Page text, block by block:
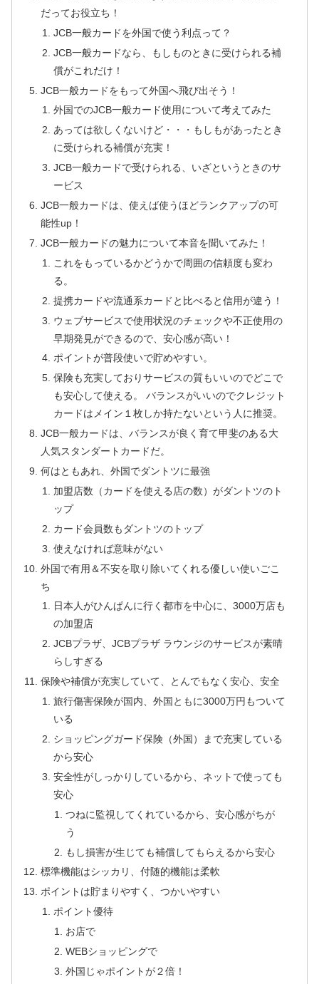
だってお役立ち！
JCB一般カードを外国で使う利点って？
JCB一般カードなら、もしものときに受けられる補
償がこれだけ！
JCB一般カードをもって外国へ飛び出そう！
外国でのJCB一般カード使用について考えてみた
あっては欲しくないけど・・・もしもがあったとき
に受けられる補償が充実！
JCB一般カードで受けられる、いざというときのサ
ービス
JCB一般カードは、使えば使うほどランクアップの可
能性up！
JCB一般カードの魅力について本音を聞いてみた！
これをもっているかどうかで周囲の信頼度も変わ
る。
提携カードや流通系カードと比べると信用が違う！
ウェブサービスで使用状況のチェックや不正使用の
早期発見ができるので、安心感が高い！
ポイントが普段使いで貯めやすい。
保険も充実しておりサービスの質もいいのでどこで
も安心して使える。 バランスがいいのでクレジット
カードはメイン１枚しか持たないという人に推奨。
JCB一般カードは、バランスが良く育て甲斐のある大
人気スタンダートカードだ。
何はともあれ、外国でダントツに最強
加盟店数（カードを使える店の数）がダントツのト
ップ
カード会員数もダントツのトップ
使えなければ意味がない
外国で有用＆不安を取り除いてくれる優しい使いごこ
ち
日本人がひんぱんに行く都市を中心に、3000万店も
の加盟店
JCBプラザ、JCBプラザ ラウンジのサービスが素晴
らしすぎる
保険や補償が充実していて、とんでもなく安心、安全
旅行傷害保険が国内、外国ともに3000万円もついて
いる
ショッピングガード保険（外国）まで充実している
から安心
安全性がしっかりしているから、ネットで使っても
安心
つねに監視してくれているから、安心感がちが
う
もし損害が生じても補償してもらえるから安心
標準機能はシッカリ、付随的機能は柔軟
ポイントは貯まりやすく、つかいやすい
ポイント優待
お店で
WEBショッピングで
外国じゃポイントが２倍！